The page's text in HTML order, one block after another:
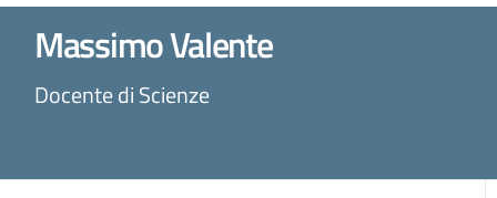
Massimo Valente
Docente di Scienze